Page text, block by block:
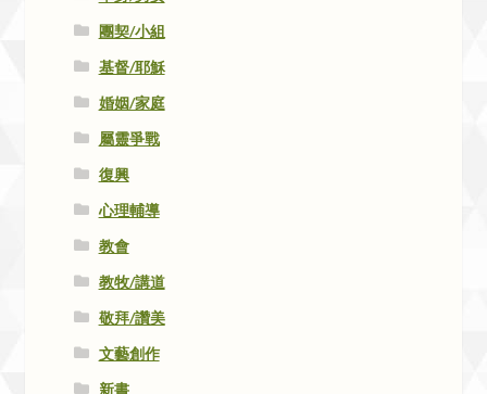
團契/小組
基督/耶穌
婚姻/家庭
屬靈爭戰
復興
心理輔導
教會
教牧/講道
敬拜/讚美
文藝創作
新書